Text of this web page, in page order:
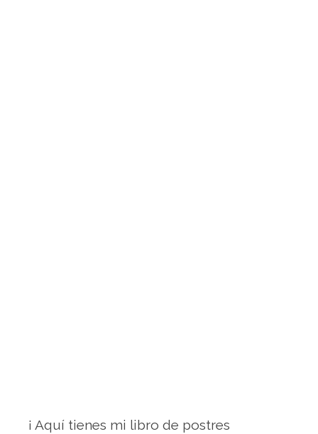
¡ Aquí tienes mi libro de postres